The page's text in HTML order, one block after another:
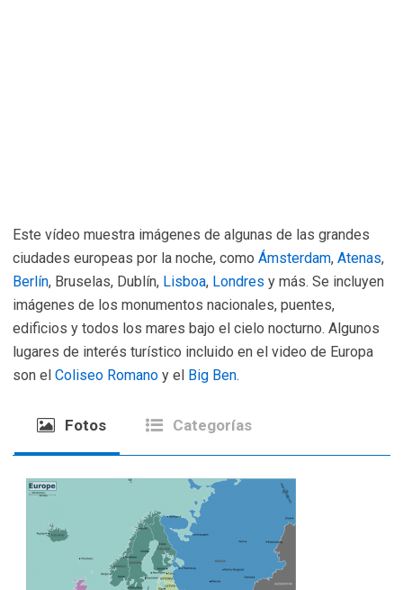
Este vídeo muestra imágenes de algunas de las grandes
ciudades europeas por la noche, como Ámsterdam, Atenas,
Berlín, Bruselas, Dublín, Lisboa, Londres y más. Se incluyen
imágenes de los monumentos nacionales, puentes,
edificios y todos los mares bajo el cielo nocturno. Algunos
lugares de interés turístico incluido en el video de Europa
son el Coliseo Romano y el Big Ben.
Fotos Categorías